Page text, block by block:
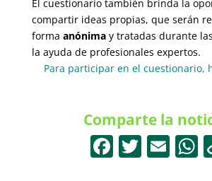
El cuestionario también brinda la
compartir ideas propias, que serán
forma anónimay tratadas durante
la ayuda de profesionales expertos.
Para participar en el cuestionario,
Comparte la
F T E